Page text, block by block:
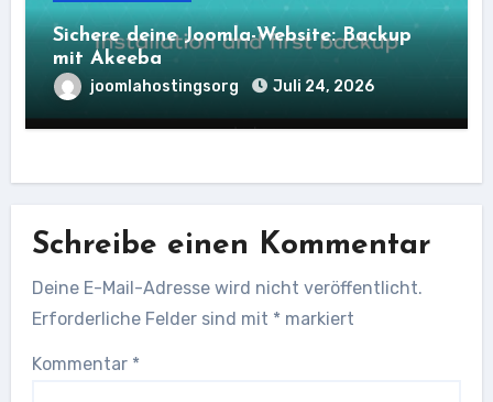
Sichere deine Joomla-Website: Backup
mit Akeeba
joomlahostingsorg Juli 24, 2026
Schreibe einen Kommentar
Deine E-Mail-Adresse wird nicht veröffentlicht.
Erforderliche Felder sind mit * markiert
Kommentar *